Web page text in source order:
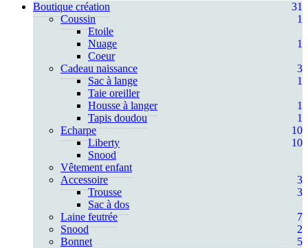
Boutique création
31
Coussin
1
Etoile
Nuage
1
Coeur
Cadeau naissance
3
Sac à lange
1
Taie oreiller
Housse à langer
1
Tapis doudou
1
Echarpe
10
Liberty
10
Snood
Vêtement enfant
Accessoire
3
Trousse
3
Sac à dos
Laine feutrée
7
Snood
2
Bonnet
5